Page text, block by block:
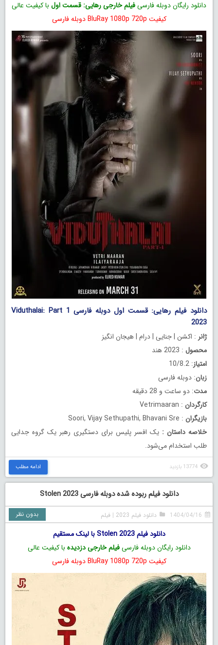
دانلود رایگان دوبله فارسیفیلم خارجی رهایی: قسمت اول با کیفیت عالی
کیفیت BluRay 1080p 720p دوبله فارسی
دانلود فیلم رهایی: قسمت اول دوبله فارسی Viduthalai: Part 1
2023
ژانر : اکشن | جنایی | درام | هیجان انگیز
محصول : 2023 هند
امتیاز: 10/8.2
زبان: دوبله فارسی
مدت: دو ساعت و 28 دقیقه
کارگردان : Vetrimaaran
بازیگران : Soori, Vijay Sethupathi, Bhavani Sre
خلاصه داستان : یک افسر پلیس برای دستگیری رهبر یک گروه جدایی
طلب استخدام می‌شود.
13774 بازدید ادامه مطلب
دانلود فیلم ربوده شده دوبله فارسی Stolen 2023
1404/04/16 دانلود فیلم 2023 |فیلم بدون نظر
دانلود فیلم Stolen 2023 با لینک مستقیم
دانلود رایگان دوبله فارسیفیلم خارجی دزدیده با کیفیت عالی
کیفیت BluRay 1080p 720p دوبله فارسی